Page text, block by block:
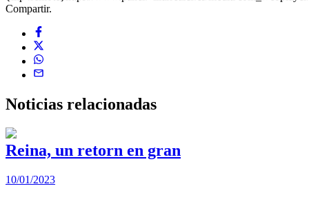
Compartir.
Noticias relacionadas
Reina, un retorn en gran
10/01/2023